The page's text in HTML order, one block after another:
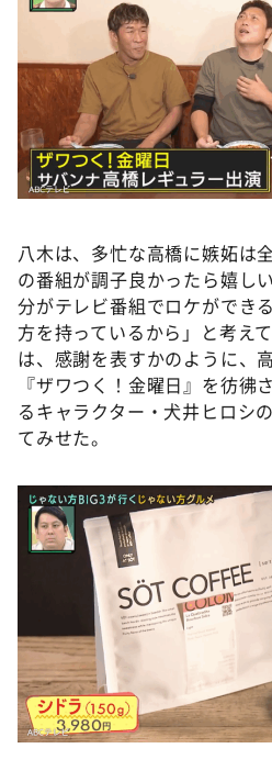
八木は、多忙な高橋に嫉妬は
の番組が調子良かったら嬉し
分がテレビ番組でロケができ
方を持っているから」と考え
は、感謝を表すかのように、
『ザワつく！金曜日』を彷彿
るキャラクター・犬井ヒロシ
てみせた。